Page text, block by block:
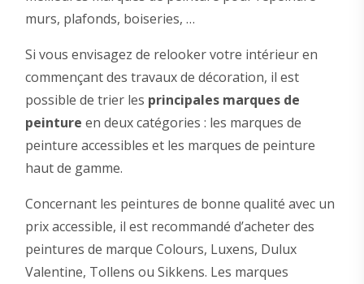
murs, plafonds, boiseries, …
Si vous envisagez de relooker votre intérieur en
commençant des travaux de décoration, il est
possible de trier les principales marques de
peinture en deux catégories : les marques de
peinture accessibles et les marques de peinture
haut de gamme.
Concernant les peintures de bonne qualité avec un
prix accessible, il est recommandé d’acheter des
peintures de marque Colours, Luxens, Dulux
Valentine, Tollens ou Sikkens. Les marques